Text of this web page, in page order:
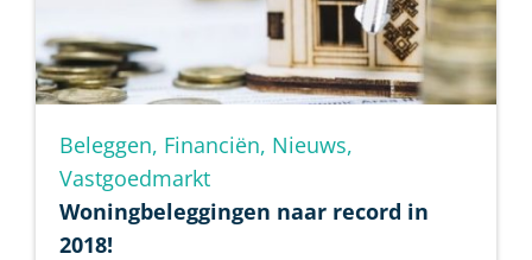
Beleggen, Financiën, Nieuws,
Vastgoedmarkt
Woningbeleggingen naar record in
2018!